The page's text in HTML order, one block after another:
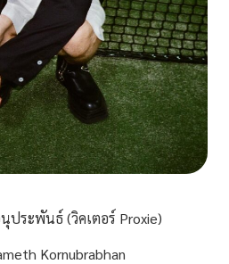
ประพันธ์ (วิคเตอร์ Proxie)
Kornubrabhan